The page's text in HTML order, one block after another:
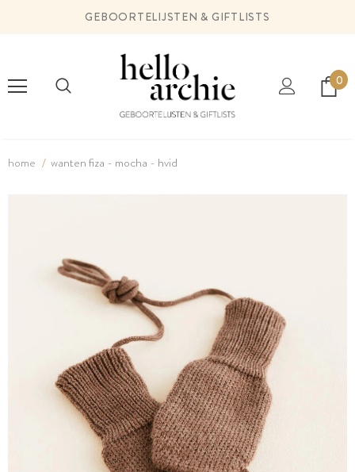
GEBOORTELIJSTEN & GIFTLISTS
0
home wanten fiza - mocha - hvid